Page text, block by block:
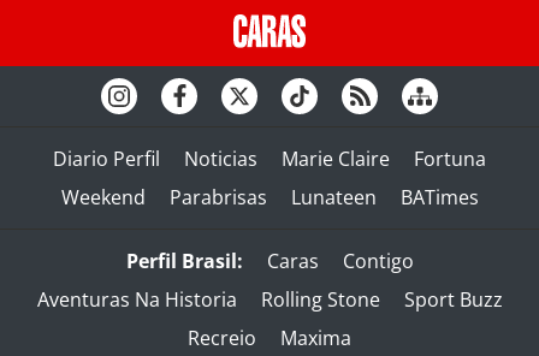
Diario Perfil Noticias Marie Claire
Fortuna
Weekend
Parabrisas Lunateen BATimes
Perfil Brasil: Caras
Contigo
Aventuras Na Historia
Rolling Stone
Sport Buzz
Recreio
Maxima